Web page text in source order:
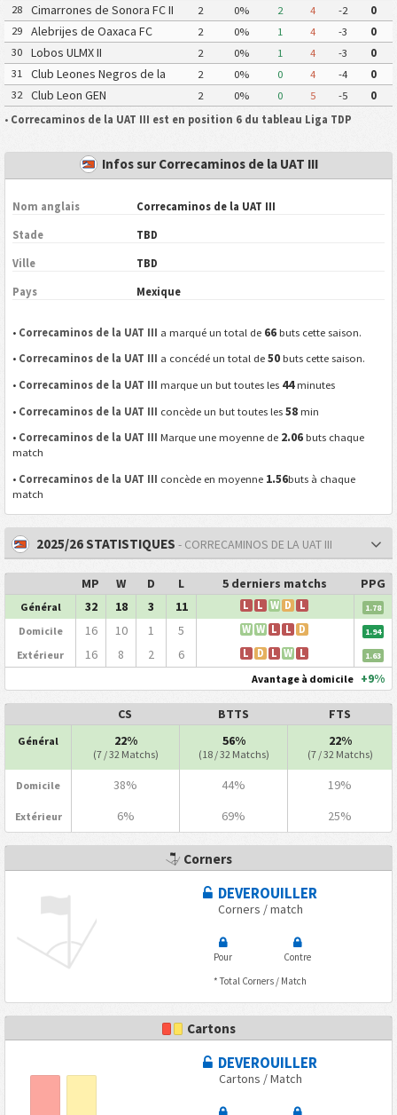
28
Cimarrones de Sonora FC II 2 0% 2 4 -2
0
29
Alebrijes de Oaxaca FC 2 0% 1 4 -3
0
30
Lobos ULMX II 2 0% 1 4 -3
0
31
Club Leones Negros de la
Universidad de Guadalajara III
2 0% 0 4 -4
0
32
Club Leon GEN 2 0% 0 5 -5
0
• Correcaminos de la UAT III est en position 6 du tableau Liga TDP
Infos sur Correcaminos de la UAT III
Nom anglais Correcaminos de la UAT III
Stade TBD
Ville TBD
Pays Mexique
• Correcaminos de la UAT III a marqué un total de 66 buts cette saison.
• Correcaminos de la UAT III a concédé un total de50 buts cette saison.
• Correcaminos de la UAT III marque un but toutes les 44minutes
• Correcaminos de la UAT III concède un but toutes les58 min
• Correcaminos de la UAT III Marque une moyenne de 2.06 buts chaque
match
• Correcaminos de la UAT III concède en moyenne 1.56buts à chaque
match
2025/26 STATISTIQUES - CORRECAMINOS DE LA UAT III
MP W D L 5 derniers matchs PPG
Général 32 18 3 11 L L W D L 1.78
Domicile 16 10 1 5 W W L L D 1.94
Extérieur 16 8 2 6 L D L W L 1.63
Avantage à domicile +9%
CS BTTS FTS
Général 22%
(7 / 32 Matchs)
56%
(18 / 32 Matchs)
22%
(7 / 32 Matchs)
Domicile 38% 44% 19%
Extérieur 6% 69% 25%
Corners
DEVEROUILLER
Corners / match
Pour
Contre
* Total Corners / Match
Cartons
DEVEROUILLER
Cartons / Match